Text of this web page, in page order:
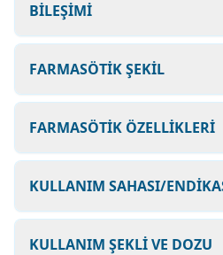
BİLEŞİMİ
FARMASÖTİK ŞEKİL
FARMASÖTİK ÖZELLİKLERİ
KULLANIM SAHASI/
KULLANIM ŞEKLİ VE DOZU